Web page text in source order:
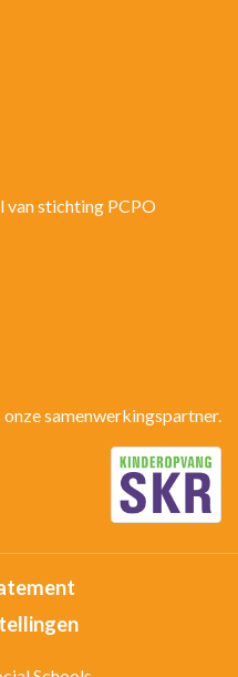
van stichting PCPO
onze samenwerkingspartner.